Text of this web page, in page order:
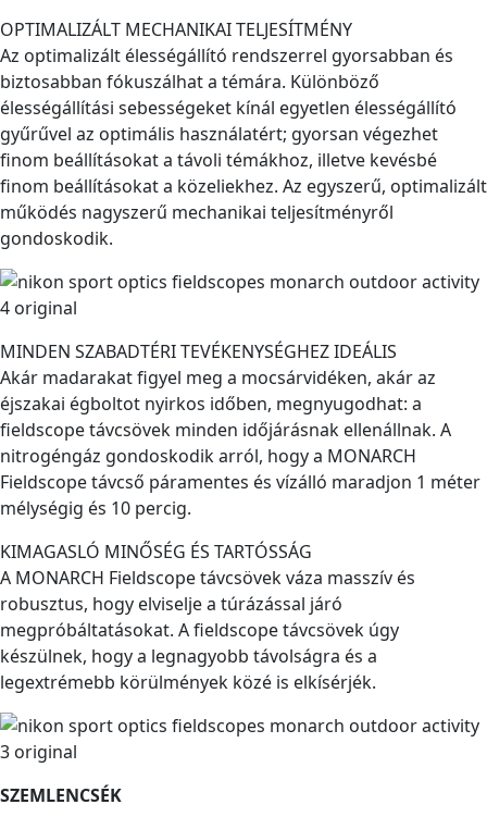
OPTIMALIZÁLT MECHANIKAI TELJESÍTMÉNY
Az optimalizált élességállító rendszerrel gyorsabban és
biztosabban fókuszálhat a témára. Különböző
élességállítási sebességeket kínál egyetlen élességállító
gyűrűvel az optimális használatért; gyorsan végezhet
finom beállításokat a távoli témákhoz, illetve kevésbé
finom beállításokat a közeliekhez. Az egyszerű, optimalizált
működés nagyszerű mechanikai teljesítményről
gondoskodik.
MINDEN SZABADTÉRI TEVÉKENYSÉGHEZ IDEÁLIS
Akár madarakat figyel meg a mocsárvidéken, akár az
éjszakai égboltot nyirkos időben, megnyugodhat: a
fieldscope távcsövek minden időjárásnak ellenállnak. A
nitrogéngáz gondoskodik arról, hogy a MONARCH
Fieldscope távcső páramentes és vízálló maradjon 1 méter
mélységig és 10 percig.
KIMAGASLÓ MINŐSÉG ÉS TARTÓSSÁG
A MONARCH Fieldscope távcsövek váza masszív és
robusztus, hogy elviselje a túrázással járó
megpróbáltatásokat. A fieldscope távcsövek úgy
készülnek, hogy a legnagyobb távolságra és a
legextrémebb körülmények közé is elkísérjék.
SZEMLENCSÉK